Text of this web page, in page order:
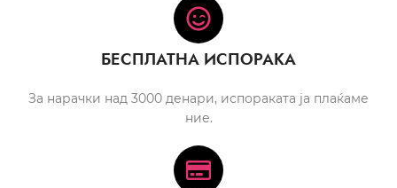
БЕСПЛАТНА ИСПОРАКА
За нарачки над 3000 денари, испораката ја плаќаме
ние.